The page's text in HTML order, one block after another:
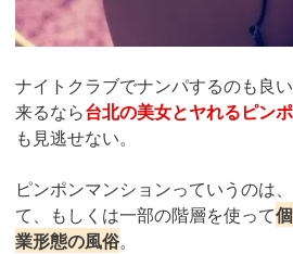
ナイトクラブでナンパするのも良
来るなら台北の美女とヤれるピン
も見逃せない。
ピンポンマンションっていうのは
て、もしくは一部の階層を使って
業形態の風俗。